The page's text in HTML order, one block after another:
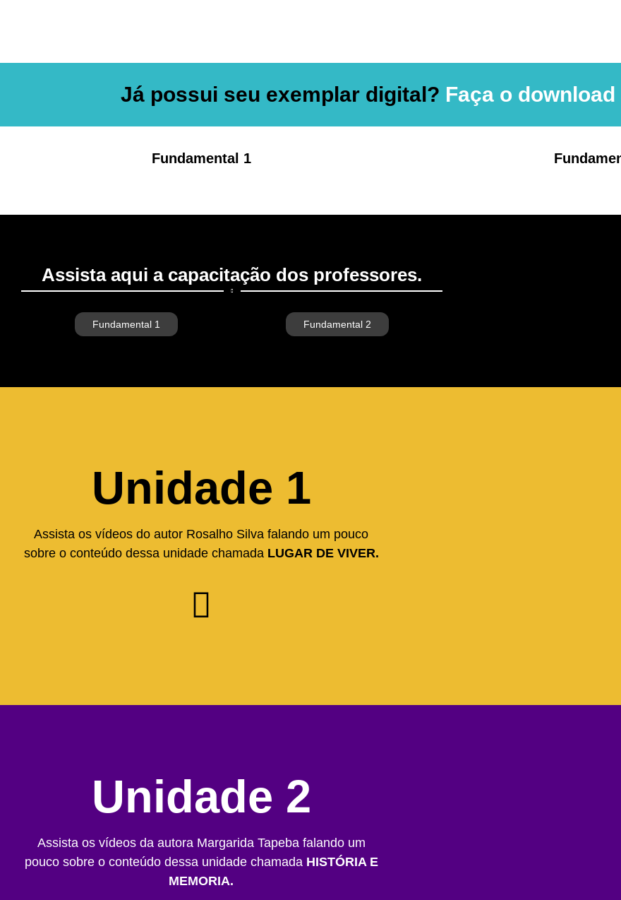
Já possui seu exemplar digital? Faça o download
Fundamental 1
Assista aqui a capacitação dos professores.
Fundamental 1 Fundamental 2
Unidade 1
Assista os vídeos do autor Rosalho Silva falando um pouco
sobre o conteúdo dessa unidade chamada LUGAR DE VIVER.
Unidade 2
Assista os vídeos da autora Margarida Tapeba falando um
pouco sobre o conteúdo dessa unidade chamada HISTÓRIA E
MEMORIA.